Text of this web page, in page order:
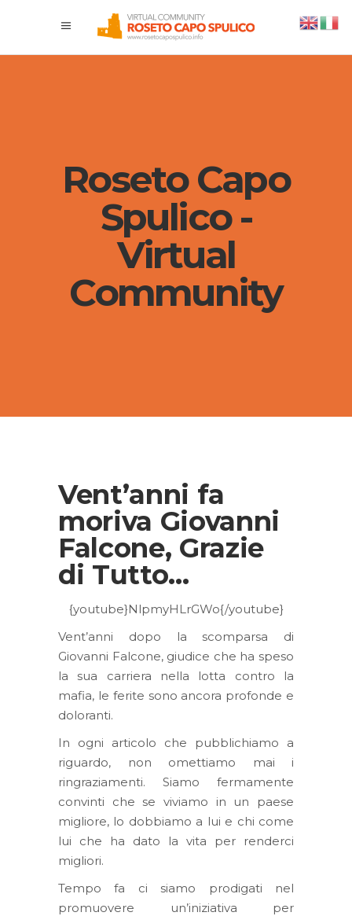
Roseto Capo
Spulico -
Virtual
Community
Vent’anni fa
moriva Giovanni
Falcone, Grazie
di Tutto…
{youtube}NlpmyHLrGWo{/youtube}
Vent’anni dopo la scomparsa di
Giovanni Falcone, giudice che ha speso
la sua carriera nella lotta contro la
mafia, le ferite sono ancora profonde e
doloranti.
In ogni articolo che pubblichiamo a
riguardo, non omettiamo mai i
ringraziamenti. Siamo fermamente
convinti che se viviamo in un paese
migliore, lo dobbiamo a lui e chi come
lui che ha dato la vita per renderci
migliori.
Tempo fa ci siamo prodigati nel
promuovere un’iniziativa per